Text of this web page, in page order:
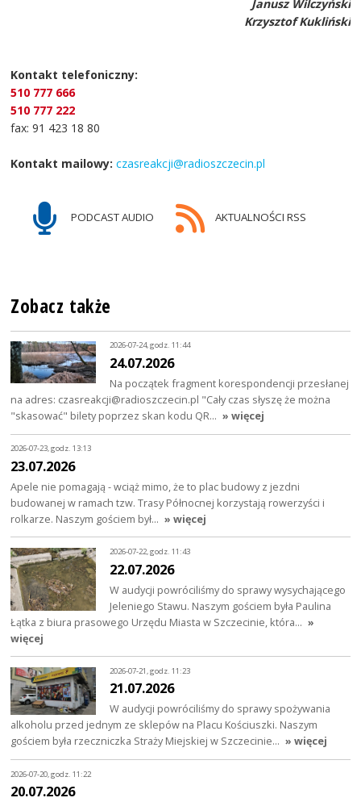
Janusz Wilczyński
Krzysztof Kukliński
Kontakt telefoniczny:
510 777 666
510 777 222
fax: 91 423 18 80
Kontakt mailowy: czasreakcji@radioszczecin.pl
PODCAST AUDIO AKTUALNOŚCI RSS
Zobacz także
2026-07-24, godz. 11:44
24.07.2026
Na początek fragment korespondencji przesłanej
na adres: czasreakcji@radioszczecin.pl "Cały czas słyszę że można
"skasować" bilety poprzez skan kodu QR… » więcej
2026-07-23, godz. 13:13
23.07.2026
Apele nie pomagają - wciąż mimo, że to plac budowy z jezdni
budowanej w ramach tzw. Trasy Północnej korzystają rowerzyści i
rolkarze. Naszym gościem był… » więcej
2026-07-22, godz. 11:43
22.07.2026
W audycji powróciliśmy do sprawy wysychającego
Jeleniego Stawu. Naszym gościem była Paulina
Łątka z biura prasowego Urzędu Miasta w Szczecinie, która… »
więcej
2026-07-21, godz. 11:23
21.07.2026
W audycji powróciliśmy do sprawy spożywania
alkoholu przed jednym ze sklepów na Placu Kościuszki. Naszym
gościem była rzeczniczka Straży Miejskiej w Szczecinie… » więcej
2026-07-20, godz. 11:22
20.07.2026